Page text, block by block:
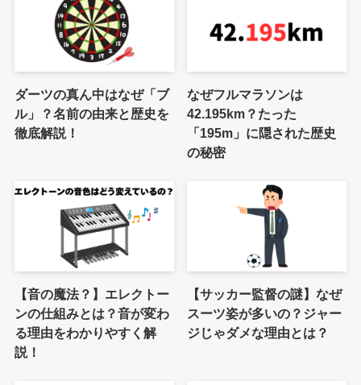
ダーツの真ん中はなぜ「ブ
ル」？名前の由来と歴史を
徹底解説！
なぜフルマラソンは
42.195km？たった
「195m」に隠された歴史
の秘密
【音の魔法？】エレクトー
ンの仕組みとは？音が変わ
る理由をわかりやすく解
説！
【サッカー監督の謎】なぜ
スーツ姿が多いの？ジャー
ジじゃダメな理由とは？